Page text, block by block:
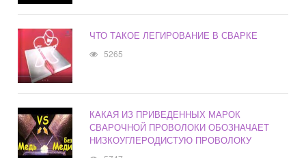
ЧТО ТАКОЕ ЛЕГИРОВАНИЕ В СВАРКЕ
5265
КАКАЯ ИЗ ПРИВЕДЕННЫХ МАРОК
СВАРОЧНОЙ ПРОВОЛОКИ ОБОЗНАЧАЕТ
НИЗКОУГЛЕРОДИСТУЮ ПРОВОЛОКУ